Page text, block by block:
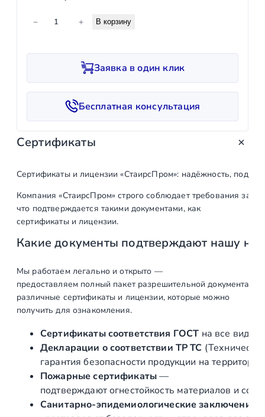
е
в
о
о
а
р
а
О
о
н
ч
а
− + В корзину
Заявка в один клик
Бесплатная консультация
Сертификаты
Сертификаты и лицензии «СтаирсПром»: надёжность,
Компания «СтаирсПром» строго соблюдает требования
что подтверждается такими документами, как
сертификаты и лицензии.
Какие документы подтверждают нашу
Мы работаем легально и открыто —
предоставляем полный пакет разрешительной
различные сертификаты и лицензии, которые можно
получить для ознакомления.
Сертификаты соответствия ГОСТ на все виды
Декларации о соответствии ТР ТС
гарантия безопасности продукции на
Пожарные сертификаты—
подтверждают огнестойкость материалов и
Санитарно‑эпидемиологические заключения